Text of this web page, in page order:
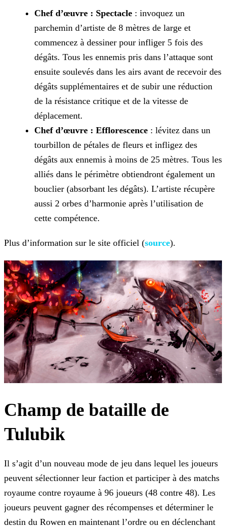
Chef d’œuvre : Spectacle : invoquez un
parchemin d’artiste de 8 mètres de large et
commencez à dessiner pour infliger 5 fois des
dégâts. Tous les ennemis pris dans l’attaque sont
ensuite soulevés dans les airs avant de recevoir des
dégâts supplémentaires et de subir une réduction
de la résistance critique et de la vitesse de
déplacement.
Chef d’œuvre : Efflorescence : lévitez dans un
tourbillon de pétales de fleurs et infligez des
dégâts aux ennemis à moins de 25 mètres. Tous les
alliés dans le périmètre obtiendront également un
bouclier (absorbant les dégâts). L’artiste récupère
aussi 2 orbes d’harmonie après l’utilisation de
cette compétence.
Plus d’information sur le site officiel (source).
Champ de bataille de
Tulubik
Il s’agit d’un nouveau mode de jeu dans lequel les joueurs
peuvent sélectionner leur faction et participer à des matchs
royaume contre royaume à 96 joueurs (48 contre 48). Les
joueurs peuvent gagner des récompenses et déterminer le
destin du Rowen en maintenant l’ordre ou en déclenchant